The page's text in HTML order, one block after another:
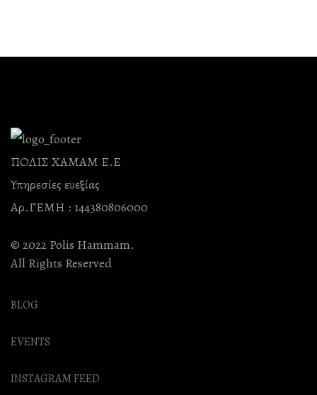
ΠΟΛΙΣ ΧΑΜΑΜ Ε.Ε
Υπηρεσίες ευεξίας
Αρ.ΓΕΜΗ : 144380806000
© 2022 Polis Hammam.
All Rights Reserved
BLOG
EVENTS
INSTAGRAM FEED